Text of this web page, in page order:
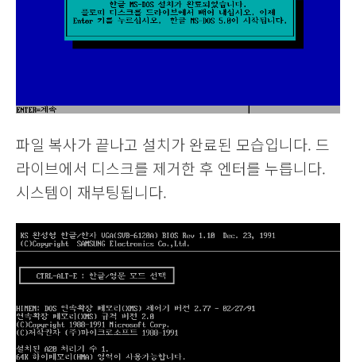
파일 복사가 끝나고 설치가 완료된 모습입니다. 드
라이브에서 디스크를 제거한 후 엔터를 누릅니다.
시스템이 재부팅됩니다.